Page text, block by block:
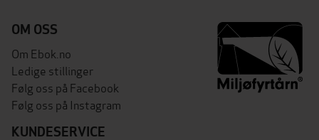
OM OSS
Om Ebok.no
Ledige stillinger
Følg oss på Facebook
Følg oss på Instagram
KUNDESERVICE